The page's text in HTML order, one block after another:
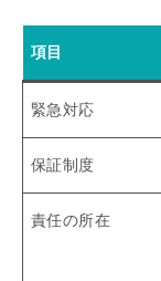
項目
緊急対応
保証制度
責任の所在